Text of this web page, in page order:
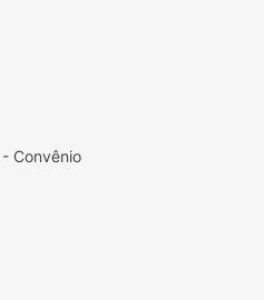
o tratamento pontual
no uso para
e usar a qualquer
Convênio